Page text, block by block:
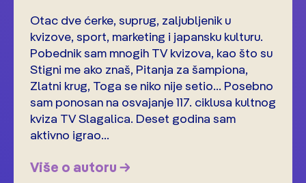
Otac dve ćerke, suprug, zaljubljenik u
kvizove, sport, marketing i japansku kulturu.
Pobednik sam mnogih TV kvizova, kao što su
Stigni me ako znaš, Pitanja za šampiona,
Zlatni krug, Toga se niko nije setio… Posebno
sam ponosan na osvajanje 117. ciklusa kultnog
kviza TV Slagalica. Deset godina sam
aktivno igrao...
Više o autoru →